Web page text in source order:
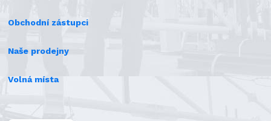
Obchodní zástupci
Naše prodejny
Volná místa